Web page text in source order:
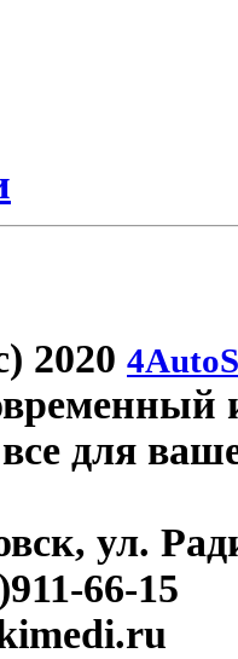
2020
для
ул.
66-15